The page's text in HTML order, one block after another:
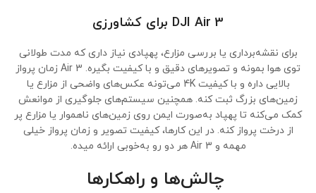
DJI Air 3 برای کشاورزی
برای نقشه‌برداری یا بررسی مزارع، پهپادی نیاز داری که مدت طولانی
توی هوا بمونه و تصویرهای دقیق و با کیفیت بگیره. Air 3 زمان پرواز
بالایی داره و با کیفیت 4K می‌تونه عکس‌های واضحی از مزارع یا
زمین‌های بزرگ ثبت کنه. همچنین سیستم‌های جلوگیری از موانعش
کمک می‌کنه تا پهپاد به‌صورت ایمن روی زمین‌های ناهموار یا مزارع پر
از درخت پرواز کنه. در این کارها، کیفیت تصویر و زمان پرواز خیلی
مهمه و Air 3 هر دو رو به‌خوبی ارائه میده.
چالش‌ها و راهکارها